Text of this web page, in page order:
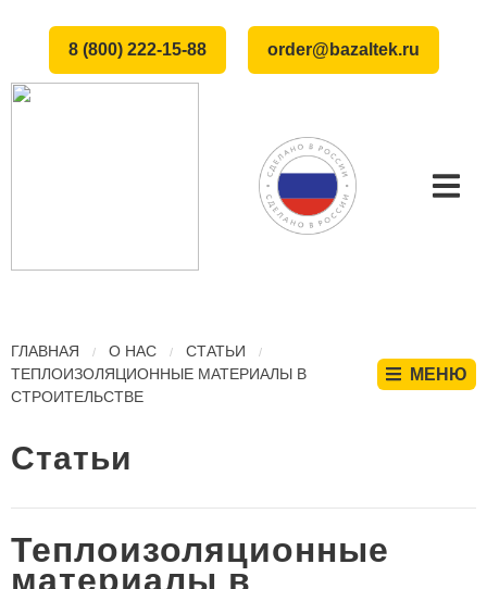
8 (800) 222-15-88 order@bazaltek.ru
ГЛАВНАЯ О НАС
СТАТЬИ
ТЕПЛОИЗОЛЯЦИОННЫЕ МАТЕРИАЛЫ В
СТРОИТЕЛЬСТВЕ
МЕНЮ
Статьи
Теплоизоляционные
материалы в